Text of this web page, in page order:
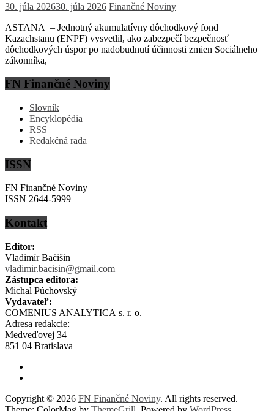
30. júla 202630. júla 2026 Finančné Noviny
ASTANA – Jednotný akumulatívny dôchodkový fond
Kazachstanu (ENPF) vysvetlil, ako zabezpečí bezpečnosť
dôchodkových úspor po nadobudnutí účinnosti zmien Sociálneho
zákonníka,
FN Finančné Noviny
Slovník
Encyklopédia
RSS
Redakčná rada
ISSN
FN Finančné Noviny
ISSN 2644-5999
Kontakt
Editor:
Vladimír Bačišin
vladimir.bacisin@gmail.com
Zástupca editora:
Michal Púchovský
Vydavateľ:
COMENIUS ANALYTICA s. r. o.
Adresa redakcie:
Medveďovej 34
851 04 Bratislava
Copyright © 2026 FN Finančné Noviny. All rights reserved.